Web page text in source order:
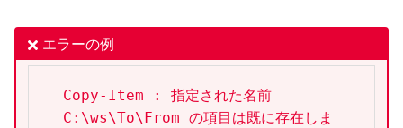
エラーの例
Copy-Item : 指定された名前
C:\ws\To\From の項目は既に存在しま